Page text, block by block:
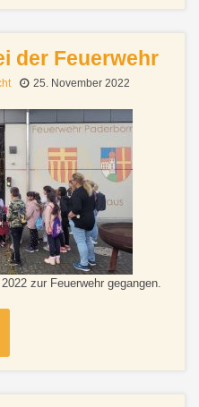
der Feuerwehr
25. November 2022
zur Feuerwehr gegangen.